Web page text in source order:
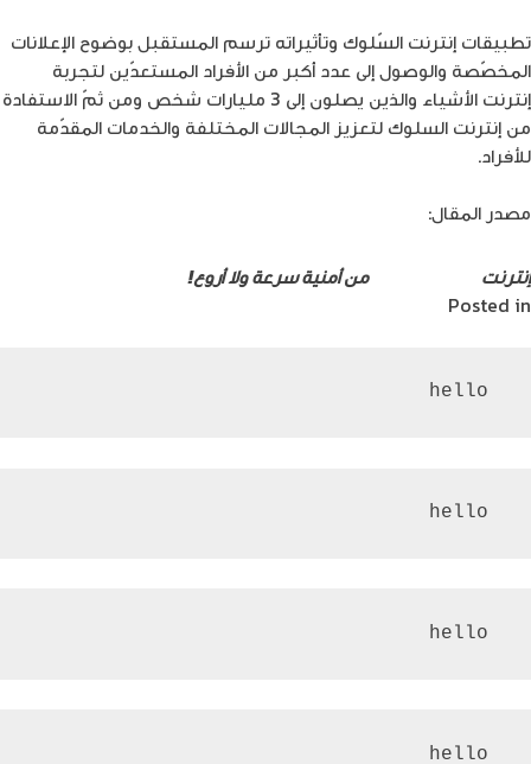
تطبيقات إنترنت السّلوك وتأثيراته ترسم المستقبل بوضوح الإعلانات
المخصّصة والوصول إلى عدد أكبر من الأفراد المستعدّين لتجربة
إنترنت الأشياء والذين يصلون إلى 3 مليارات شخص ومن ثمّ الاستفادة
من إنترنت السلوك لتعزيز المجالات المختلفة والخدمات المقدّمة
للأفراد.
مصدر المقال:
إنترنت
من أمنية سرعة ولا أروع!
Posted in